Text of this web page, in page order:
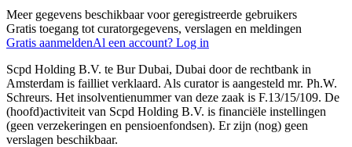
Meer gegevens beschikbaar voor geregistreerde gebruikers
Gratis toegang tot curatorgegevens, verslagen en meldingen
Gratis aanmeldenAl een account? Log in
Scpd Holding B.V. te Bur Dubai, Dubai door de rechtbank in
Amsterdam is failliet verklaard. Als curator is aangesteld mr. Ph.W.
Schreurs. Het insolventienummer van deze zaak is F.13/15/109. De
(hoofd)activiteit van Scpd Holding B.V. is financiële instellingen
(geen verzekeringen en pensioenfondsen). Er zijn (nog) geen
verslagen beschikbaar.